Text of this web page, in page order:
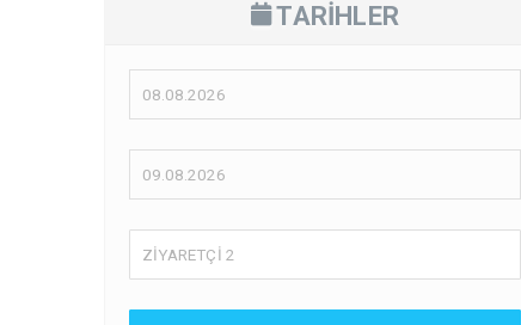
TARİHLER
ZİYARETÇİ 2